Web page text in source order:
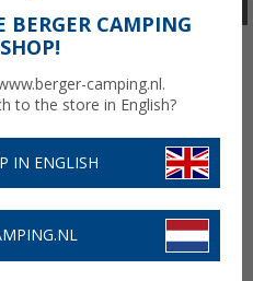
BERGER CAMPING
camping.nl.
to the store in English?
IN ENGLISH